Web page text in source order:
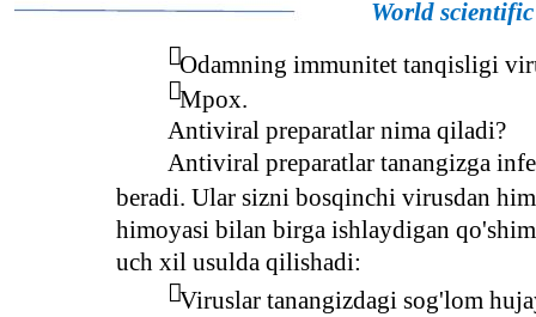
World
Odamning immunitet tanqisligi
Mpox.
Antiviral preparatlar nima qiladi?
Antiviral preparatlar tanangizga
beradi. Ular sizni bosqinchi virusdan
himoyasi bilan birga ishlaydigan
uch xil usulda qilishadi:
Viruslar tanangizdagi sog'lom